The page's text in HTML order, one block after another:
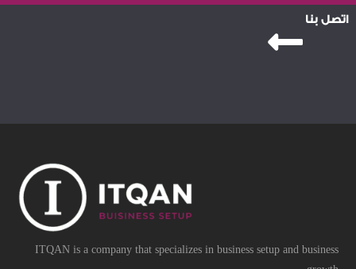
اتصل بنا
ITQAN is a company that specializes in business setup and business